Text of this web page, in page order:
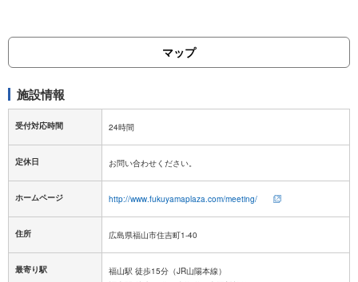
マップ
施設情報
受付対応時間
定休日
ホームページ http://www.fukuyamaplaza.com/meeting/
住所 広島県福山市住吉町1-40
最寄り駅
福山駅 徒歩15分（JR山陽本線）